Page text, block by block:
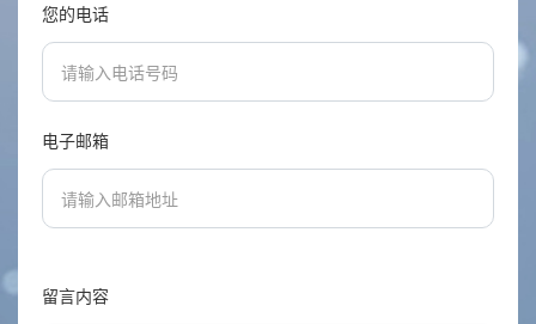
您的电话
电子邮箱
留言内容